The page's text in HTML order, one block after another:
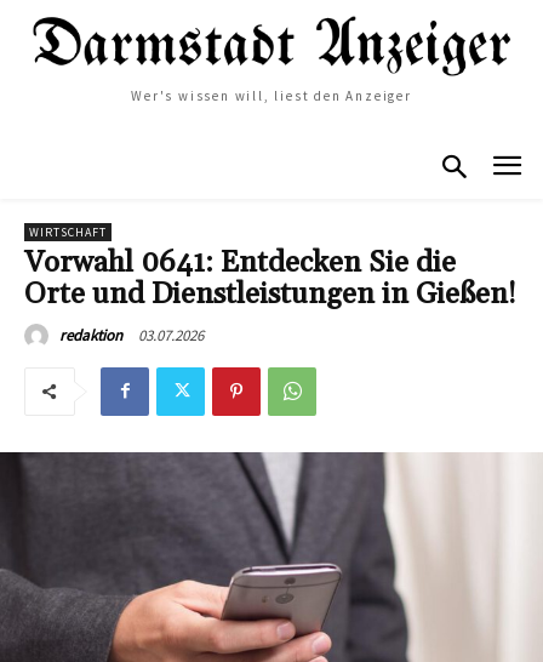
Wer's wissen will, liest den Anzeiger
WIRTSCHAFT
Vorwahl 0641: Entdecken Sie die
Orte und Dienstleistungen in Gießen!
redaktion 03.07.2026